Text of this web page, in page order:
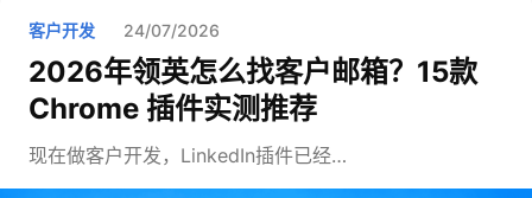
客户开发 24/07/2026
2026年领英怎么找客户邮箱？15款
Chrome 插件实测推荐
现在做客户开发，LinkedIn插件已经…